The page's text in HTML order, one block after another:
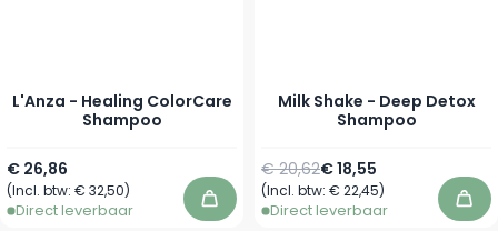
L'Anza - Healing ColorCare
Shampoo
Vanaf
€ 26,86
(Incl. btw: € 32,50)
Direct leverbaar In winkelwagen
Milk Shake - Deep Detox
Shampoo
Vanaf
€ 18,55
Normale prijs
€ 20,62
(Incl. btw: € 22,45)
Direct leverbaar In